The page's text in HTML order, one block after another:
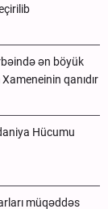
ən böyük
qanıdır
Hücumu
müqəddəs